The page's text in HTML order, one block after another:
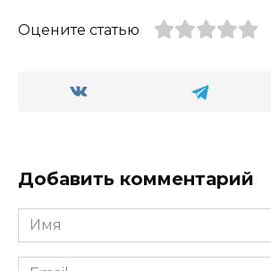
Оцените статью
Добавить комментарий
Имя
*
Email